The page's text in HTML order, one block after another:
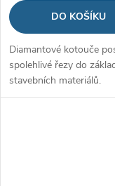
DO KOŠÍKU
Diamantové kotouče
spolehlivé řezy do
stavebních materiálů.